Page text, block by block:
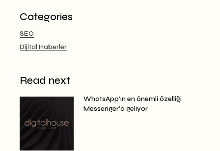
Categories
SEO
Dijital Haberler
Read next
WhatsApp’ın en önemli özelliği
Messenger’a geliyor